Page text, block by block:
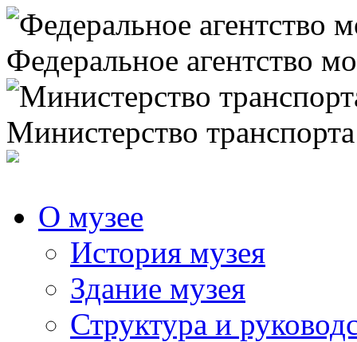
Федеральное агентство
Министерство
О музее
История музея
Здание музея
Структура и